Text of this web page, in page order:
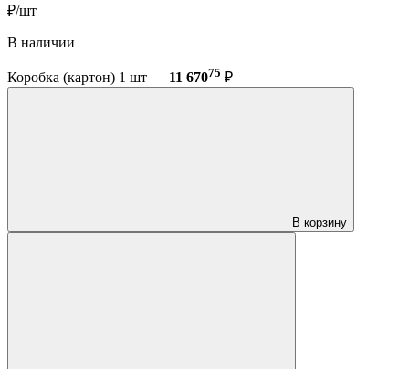
₽/шт
В наличии
Коробка (картон) 1 шт — 11 67075 ₽
В корзину